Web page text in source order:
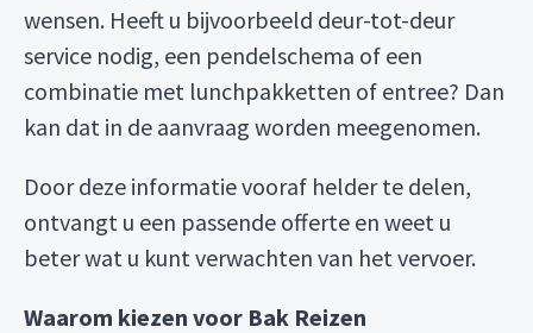
wensen. Heeft u bijvoorbeeld deur-tot-deur
service nodig, een pendelschema of een
combinatie met lunchpakketten of entree? Dan
kan dat in de aanvraag worden meegenomen.
Door deze informatie vooraf helder te delen,
ontvangt u een passende offerte en weet u
beter wat u kunt verwachten van het vervoer.
Waarom kiezen voor Bak Reizen